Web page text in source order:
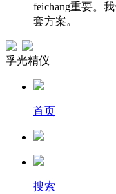
feichang重要。
套方案。
孚光精仪
首页
搜索